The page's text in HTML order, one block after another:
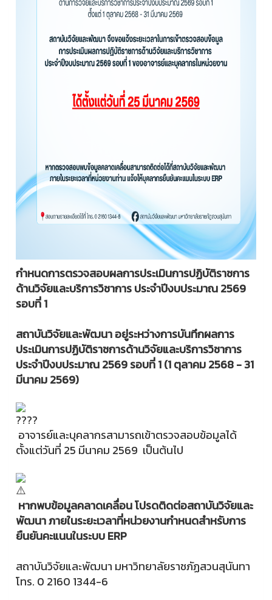
กำหนดการตรวจสอบผลการประเมินการปฏิบัติราชการ
ด้านวิจัยและบริการวิชาการ ประจำปีงบประมาณ 2569
รอบที่ 1
สถาบันวิจัยและพัฒนา อยู่ระหว่างการบันทึกผลการ
ประเมินการปฏิบัติราชการด้านวิจัยและบริการวิชาการ
ประจำปีงบประมาณ 2569 รอบที่ 1 (1 ตุลาคม 2568 - 31
มีนาคม 2569)
อาจารย์และบุคลากรสามารถเข้าตรวจสอบข้อมูลได้
ตั้งแต่วันที่ 25 มีนาคม 2569 เป็นต้นไป
หากพบข้อมูลคลาดเคลื่อน โปรดติดต่อสถาบันวิจัยและ
พัฒนา ภายในระยะเวลาที่หน่วยงานกำหนดสำหรับการ
ยืนยันคะแนนในระบบ ERP
สถาบันวิจัยและพัฒนา มหาวิทยาลัยราชภัฏสวนสุนันทา
โทร. 0 2160 1344-6